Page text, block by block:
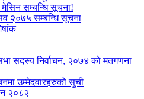
सम्बन्धि सूचना!
२०७५ सम्बन्धि सूचना
सदस्य निर्वाचन, २०७४ को मतगणना
उम्मेदवारहरुको सुची
२०८२